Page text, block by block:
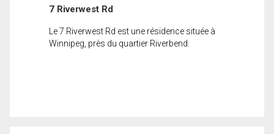
7 Riverwest Rd
Le 7 Riverwest Rd est une résidence située à
Winnipeg, près du quartier Riverbend.